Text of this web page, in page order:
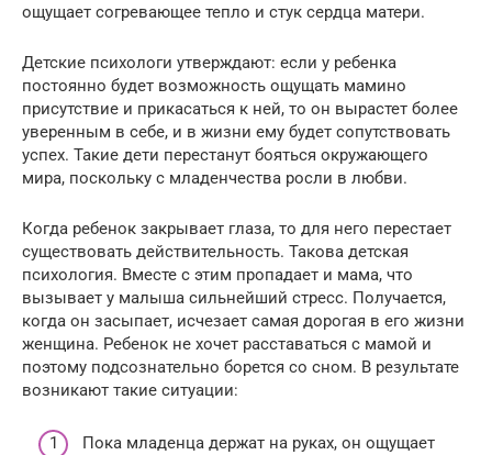
ощущает согревающее тепло и стук сердца матери.
Детские психологи утверждают: если у ребенка
постоянно будет возможность ощущать мамино
присутствие и прикасаться к ней, то он вырастет более
уверенным в себе, и в жизни ему будет сопутствовать
успех. Такие дети перестанут бояться окружающего
мира, поскольку с младенчества росли в любви.
Когда ребенок закрывает глаза, то для него перестает
существовать действительность. Такова детская
психология. Вместе с этим пропадает и мама, что
вызывает у малыша сильнейший стресс. Получается,
когда он засыпает, исчезает самая дорогая в его жизни
женщина. Ребенок не хочет расставаться с мамой и
поэтому подсознательно борется со сном. В результате
возникают такие ситуации:
Пока младенца держат на руках, он ощущает